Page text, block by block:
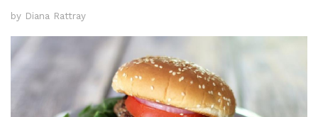
by Diana Rattray